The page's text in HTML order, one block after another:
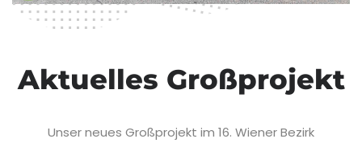
Aktuelles Großprojekt
Unser neues Großprojekt im 16. Wiener Bezirk